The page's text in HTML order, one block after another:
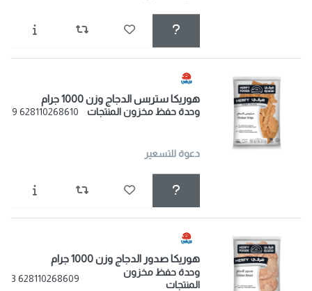
هوريكا ستربس الدجاج وزن 1000 جرام
وحدة حفظ مخزون المنتجات 628110268610 9
دعوة للتسعير
هوريكا صدور الدجاج وزن 1000 جرام
وحدة حفظ مخزون
المنتجات
628110268609 3